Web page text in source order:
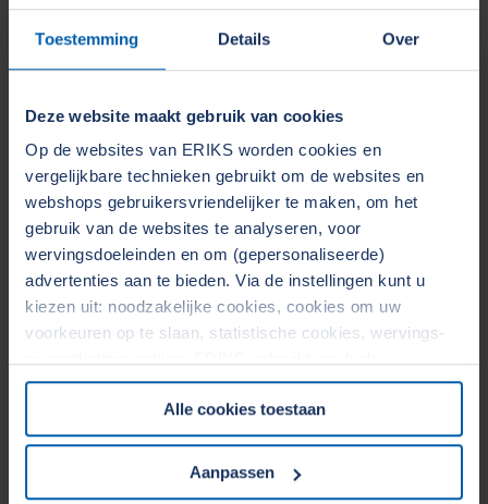
Toestemming Details Over
Deze website maakt gebruik van cookies
Op de websites van ERIKS worden cookies en
vergelijkbare technieken gebruikt om de websites en
webshops gebruikersvriendelijker te maken, om het
gebruik van de websites te analyseren, voor
wervingsdoeleinden en om (gepersonaliseerde)
advertenties aan te bieden. Via de instellingen kunt u
kiezen uit: noodzakelijke cookies, cookies om uw
voorkeuren op te slaan, statistische cookies, wervings-
persoonsgegevens met Derden. Door op de OK-knop te
klikken, gaat u akkoord met het gebruik van alle cookies
en geeft u toestemming voor de bijbehorende verwerking
van uw persoonsgegevens. Zie voor meer informatie
Alle cookies toestaan
Aanpassen
High tech industrie stuwt ERIKS naar
ongekend niveau
29 april 2022 Martin van Zaalen – Link Magazine
De Semicon industrie is een zeer innovatieve
markt. Nederland speelt een essientiële rol in de
componenten.